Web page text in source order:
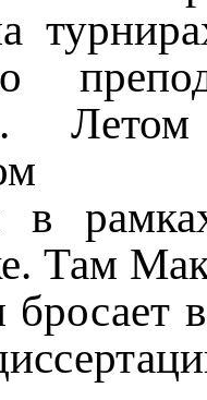
в
Там
бросает